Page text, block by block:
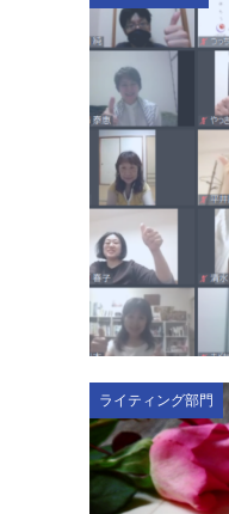
ライティング部門